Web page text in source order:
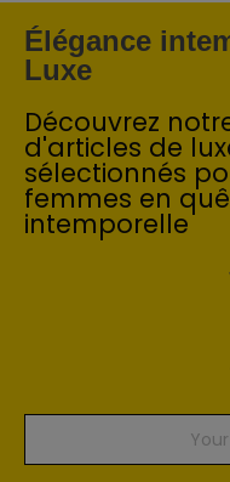
Élégance
Luxe
Découvrez
d'articles de
sélectionnés
femmes en
intemporelle